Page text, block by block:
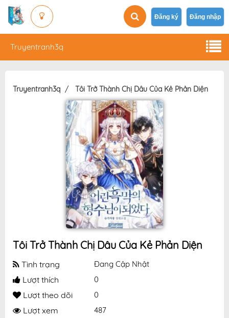
Đăng ký Đăng nhập
Truyentranh3q
Truyentranh3q Tôi Trở Thành Chị Dâu Của Kẻ Phản Diện
Tôi Trở Thành Chị Dâu Của Kẻ Phản Diện
Tình trạng Đang Cập Nhật
Lượt thích 0
Lượt theo dõi 0
Lượt xem 487